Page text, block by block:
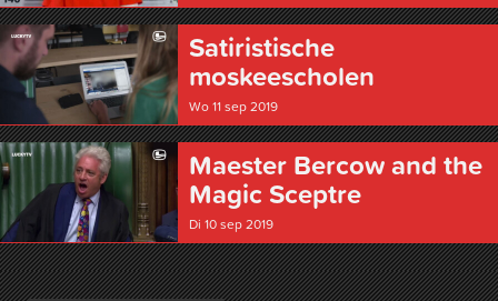
Satiristische
moskeescholen
Wo 11 sep 2019
Maester Bercow and the
Magic Sceptre
Di 10 sep 2019